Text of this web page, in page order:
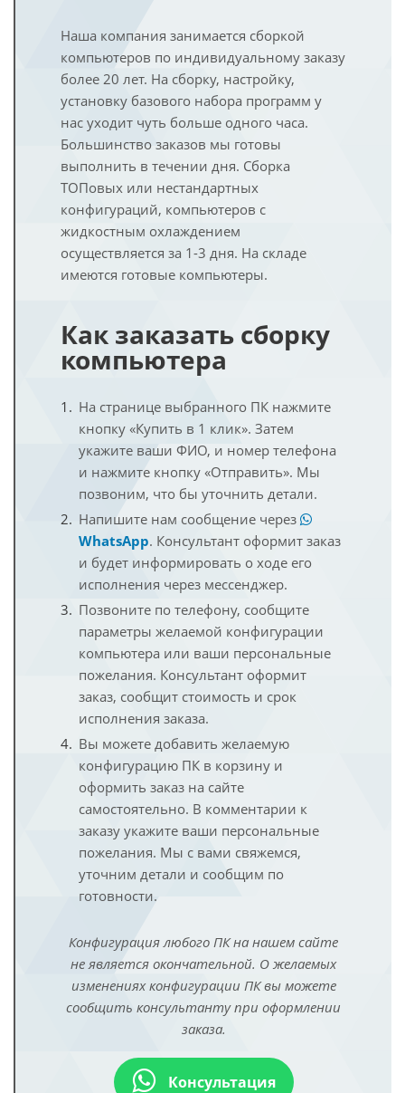
Наша компания занимается сборкой
компьютеров по индивидуальному заказу
более 20 лет. На сборку, настройку,
установку базового набора программ у
нас уходит чуть больше одного часа.
Большинство заказов мы готовы
выполнить в течении дня. Сборка
ТОПовых или нестандартных
конфигураций, компьютеров с
жидкостным охлаждением
осуществляется за 1-3 дня. На складе
имеются готовые компьютеры.
Как заказать сборку
компьютера
На странице выбранного ПК нажмите
кнопку «Купить в 1 клик». Затем
укажите ваши ФИО, и номер телефона
и нажмите кнопку «Отправить». Мы
позвоним, что бы уточнить детали.
Напишите нам сообщение через
WhatsApp. Консультант оформит заказ
и будет информировать о ходе его
исполнения через мессенджер.
Позвоните по телефону, сообщите
параметры желаемой конфигурации
компьютера или ваши персональные
пожелания. Консультант оформит
заказ, сообщит стоимость и срок
исполнения заказа.
Вы можете добавить желаемую
конфигурацию ПК в корзину и
оформить заказ на сайте
самостоятельно. В комментарии к
заказу укажите ваши персональные
пожелания. Мы с вами свяжемся,
уточним детали и сообщим по
готовности.
Конфигурация любого ПК на нашем сайте
не является окончательной. О желаемых
изменениях конфигурации ПК вы можете
сообщить консультанту при оформлении
заказа.
Консультация